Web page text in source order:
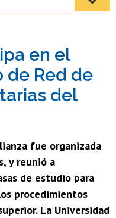
os
en el
de Red de
del
fue organizada
y reunió a
de estudio para
procedimientos
La Universidad